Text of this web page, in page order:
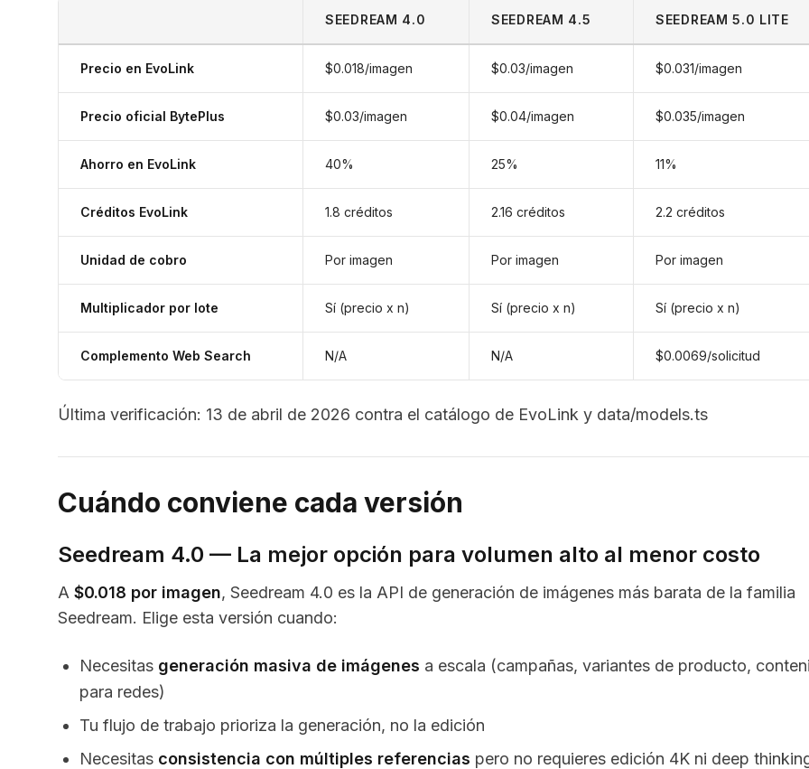
SEEDREAM 4.0 SEEDREAM 4.5 SEEDREAM 5.0 LITE
Precio en EvoLink $0.018/imagen $0.03/imagen $0.031/imagen
Precio oficial BytePlus $0.03/imagen $0.04/imagen $0.035/imagen
Ahorro en EvoLink 40% 25% 11%
Créditos EvoLink 1.8 créditos 2.16 créditos 2.2 créditos
Unidad de cobro Por imagen Por imagen Por imagen
Multiplicador por lote Sí (precio x n) Sí (precio x n) Sí (precio x n)
Complemento Web Search N/A N/A $0.0069/solicitud
Última verificación: 13 de abril de 2026 contra el catálogo de EvoLink y data/models.ts
Cuándo conviene cada versión
Seedream 4.0 — La mejor opción para volumen alto al menor costo
A $0.018 por imagen, Seedream 4.0 es la API de generación de imágenes más barata de la familia
Seedream. Elige esta versión cuando:
Necesitas generación masiva de imágenes a escala (campañas, variantes de producto,
para redes)
Tu flujo de trabajo prioriza la generación, no la edición
Necesitas consistencia con múltiples referencias pero no requieres edición 4K ni deep